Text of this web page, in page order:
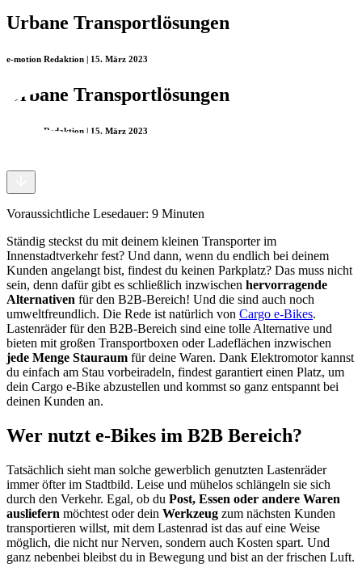
Urbane Transportlösungen
e-motion Redaktion | 15. März 2023
Urbane Transportlösungen
e-motion Redaktion | 15. März 2023
Voraussichtliche Lesedauer: 9 Minuten
Ständig steckst du mit deinem kleinen Transporter im
Innenstadtverkehr fest? Und dann, wenn du endlich bei deinem
Kunden angelangt bist, findest du keinen Parkplatz? Das muss nicht
sein, denn dafür gibt es schließlich inzwischen hervorragende
Alternativen für den B2B-Bereich! Und die sind auch noch
umweltfreundlich. Die Rede ist natürlich von Cargo e-Bikes.
Lastenräder für den B2B-Bereich sind eine tolle Alternative und
bieten mit großen Transportboxen oder Ladeflächen inzwischen
jede Menge Stauraum für deine Waren. Dank Elektromotor kannst
du einfach am Stau vorbeiradeln, findest garantiert einen Platz, um
dein Cargo e-Bike abzustellen und kommst so ganz entspannt bei
deinen Kunden an.
Wer nutzt e-Bikes im B2B Bereich?
Tatsächlich sieht man solche gewerblich genutzten Lastenräder
immer öfter im Stadtbild. Leise und mühelos schlängeln sie sich
durch den Verkehr. Egal, ob du Post, Essen oder andere Waren
ausliefern möchtest oder dein Werkzeug zum nächsten Kunden
transportieren willst, mit dem Lastenrad ist das auf eine Weise
möglich, die nicht nur Nerven, sondern auch Kosten spart. Und
ganz nebenbei bleibst du in Bewegung und bist an der frischen Luft.